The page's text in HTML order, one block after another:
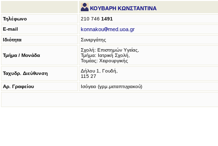
ΚΟΥΒΑΡΗ ΚΩΝΣΤΑΝΤΙΝΑ
Τηλέφωνο 210 746 1491
E-mail
konnakou med.uoa.gr
Ιδιότητα Συνεργάτης
Τμήμα / Μονάδα
Σχολή: Επιστημών Υγείας,
Τμήμα: Ιατρική Σχολή,
Τομέας: Χειρουργικής
Ταχυδρ. Διεύθυνση
Δήλου 1, Γουδή,
115 27
Αρ. Γραφείου
Ισόγειο (γρμ.μεταπτυχιακού)